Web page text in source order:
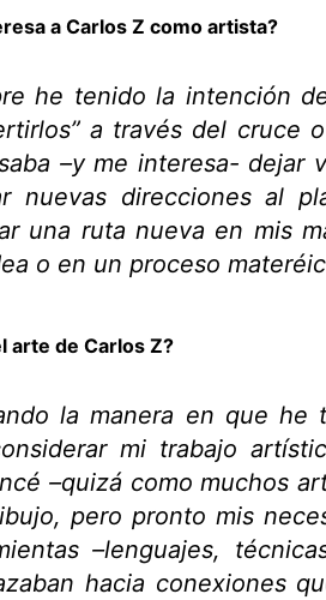
a Carlos Z como artista?
he tenido la intención
a través del cruce
–y me interesa- dejar
nuevas direcciones al
una ruta nueva en mis
o en un proceso
arte de Carlos Z?
la manera en que
mi trabajo
–quizá como muchos
pero pronto mis
–lenguajes,
hacia conexiones